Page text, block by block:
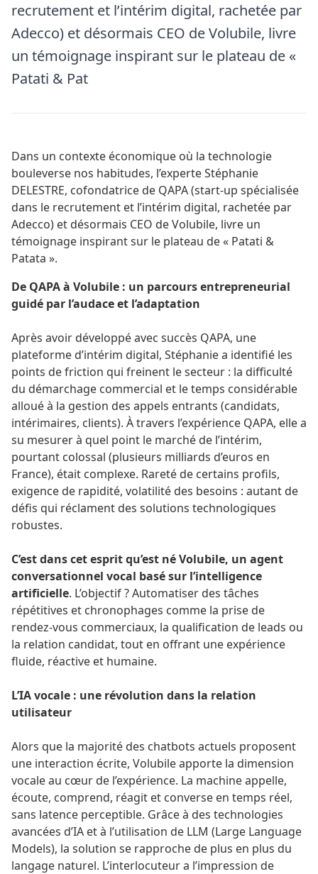
recrutement et l’intérim digital, rachetée par
Adecco) et désormais CEO de Volubile, livre
un témoignage inspirant sur le plateau de «
Patati & Pat
Dans un contexte économique où la technologie
bouleverse nos habitudes, l’experte Stéphanie
DELESTRE, cofondatrice de QAPA (start-up spécialisée
dans le recrutement et l’intérim digital, rachetée par
Adecco) et désormais CEO de Volubile, livre un
témoignage inspirant sur le plateau de « Patati &
Patata ».
De QAPA à Volubile : un parcours entrepreneurial
guidé par l’audace et l’adaptation
Après avoir développé avec succès QAPA, une
plateforme d’intérim digital, Stéphanie a identifié les
points de friction qui freinent le secteur : la difficulté
du démarchage commercial et le temps considérable
alloué à la gestion des appels entrants (candidats,
intérimaires, clients). À travers l’expérience QAPA, elle a
su mesurer à quel point le marché de l’intérim,
pourtant colossal (plusieurs milliards d’euros en
France), était complexe. Rareté de certains profils,
exigence de rapidité, volatilité des besoins : autant de
défis qui réclament des solutions technologiques
robustes.
C’est dans cet esprit qu’est né Volubile, un agent
conversationnel vocal basé sur l’intelligence
artificielle. L’objectif ? Automatiser des tâches
répétitives et chronophages comme la prise de
rendez-vous commerciaux, la qualification de leads ou
la relation candidat, tout en offrant une expérience
fluide, réactive et humaine.
L’IA vocale : une révolution dans la relation
utilisateur
Alors que la majorité des chatbots actuels proposent
une interaction écrite, Volubile apporte la dimension
vocale au cœur de l’expérience. La machine appelle,
écoute, comprend, réagit et converse en temps réel,
sans latence perceptible. Grâce à des technologies
avancées d’IA et à l’utilisation de LLM (Large Language
Models), la solution se rapproche de plus en plus du
langage naturel. L’interlocuteur a l’impression de